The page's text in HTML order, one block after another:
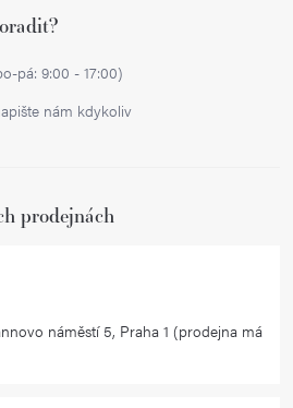
pá: 9:00 - 17:00)
nám kdykoliv
prodejnách
náměstí 5, Praha 1 (prodejna má